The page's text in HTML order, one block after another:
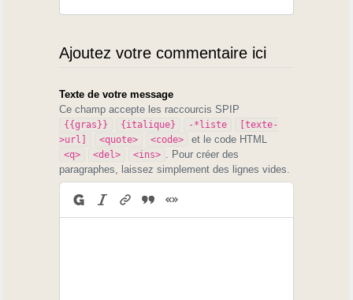
Ajoutez votre commentaire ici
Texte de votre message
Ce champ accepte les raccourcis SPIP
{{gras}} {italique} -*liste
[texte-
>url]
<quote> <code> et le code HTML
<q> <del> <ins> . Pour créer des
paragraphes, laissez simplement des lignes vides.